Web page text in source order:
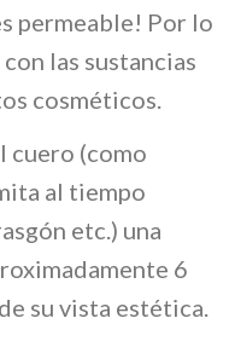
permeable! Por lo
las sustancias
cosméticos.
cuero (como
al tiempo
etc.) una
6
su vista estética.